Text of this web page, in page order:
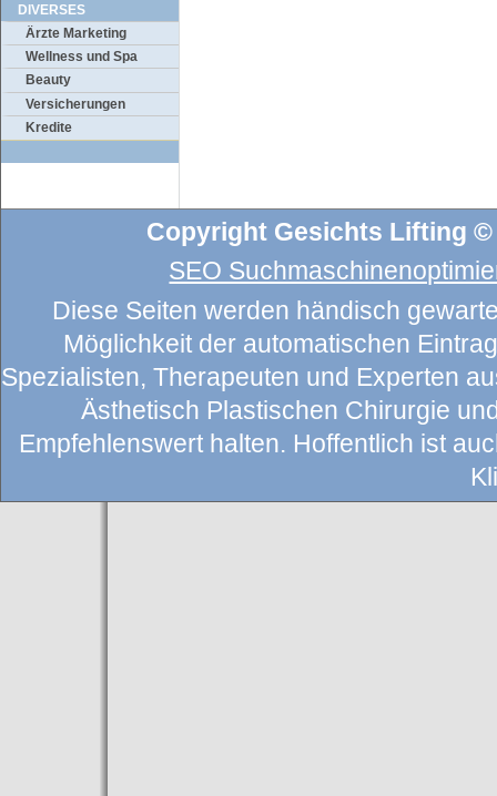
DIVERSES
Ärzte Marketing
Wellness und Spa
Beauty
Versicherungen
Kredite
Copyright Gesichts Lifting ©
SEO
Diese Seiten werden händisch
Möglichkeit der automatischen
Spezialisten, Therapeuten und Experten
Ästhetisch Plastischen Chirurgie
Empfehlenswert halten. Hoffentlich ist